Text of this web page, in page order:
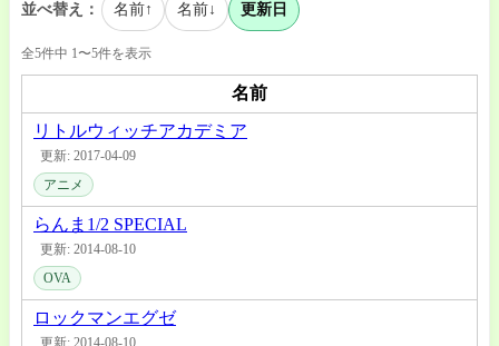
並べ替え： 名前↑ 名前↓ 更新日
全5件中 1〜5件を表示
名前
リトルウィッチアカデミア
更新: 2017-04-09
アニメ
らんま1/2 SPECIAL
更新: 2014-08-10
OVA
ロックマンエグゼ
更新: 2014-08-10